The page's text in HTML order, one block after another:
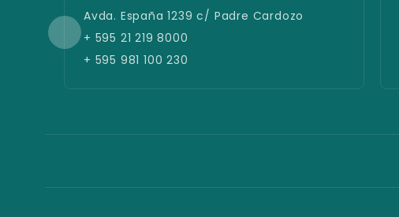
Avda. España 1239 c/ Padre Cardozo
+ 595 21 219 8000
+ 595 981 100 230